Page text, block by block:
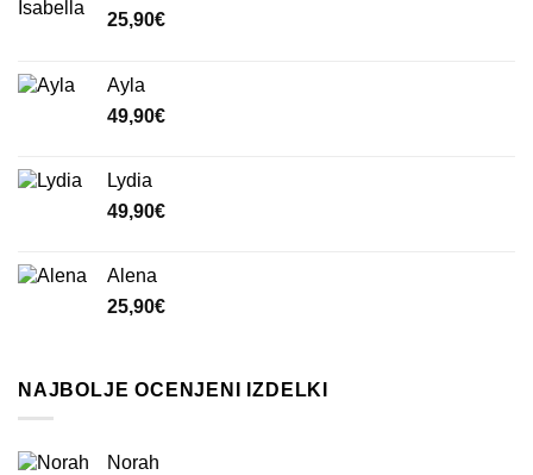
25,90€
Ayla
49,90€
Lydia
49,90€
Alena
25,90€
NAJBOLJE OCENJENI IZDELKI
Norah